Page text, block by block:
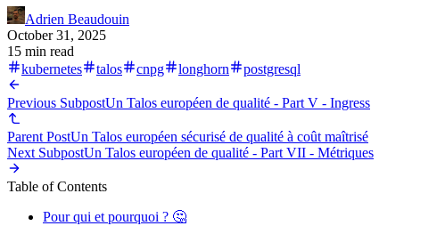
Adrien Beaudouin
October 31, 2025
15 min read
kubernetes
talos cnpg longhorn postgresql
Previous SubpostUn Talos européen de qualité - Part V - Ingress
Parent PostUn Talos européen sécurisé de qualité à coût maîtrisé
Next SubpostUn Talos européen de qualité - Part VII - Métriques
Table of Contents
Pour qui et pourquoi ? 🤔